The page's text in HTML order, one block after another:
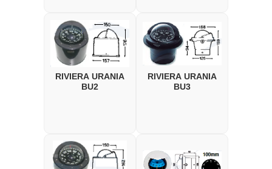
RIVIERA URANIA
BU2
RIVIERA URANIA
BU3